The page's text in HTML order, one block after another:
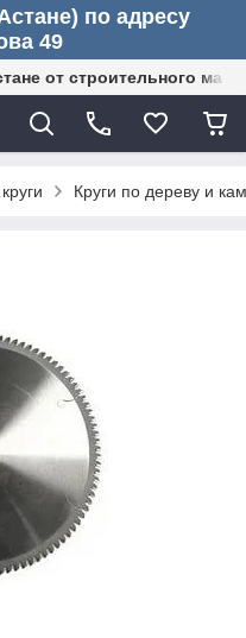
по адресу
49
от строительного
Круги по дереву и